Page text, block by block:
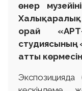
өнер
орай «АРТ-
атты
Экспозицияда